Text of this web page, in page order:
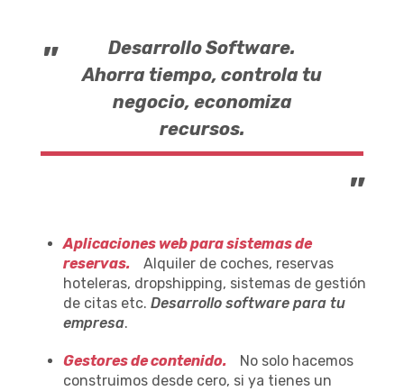
"
Desarrollo Software.
Ahorra tiempo, controla tu
negocio, economiza
recursos.
"
Aplicaciones web para sistemas de
reservas.
Alquiler de coches, reservas
hoteleras, dropshipping, sistemas de gestión
de citas etc. Desarrollo software para tu
empresa.
Gestores de contenido.
No solo hacemos
construimos desde cero, si ya tienes un